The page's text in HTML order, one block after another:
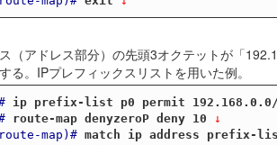
（アドレス部分）の先頭3オクテットが「
る。IPプレフィックスリストを用いた例。
ip prefix-list p0 permit 192.168.0.0/
route-map denyzeroP deny 10 ↓
map)# match ip address prefix-